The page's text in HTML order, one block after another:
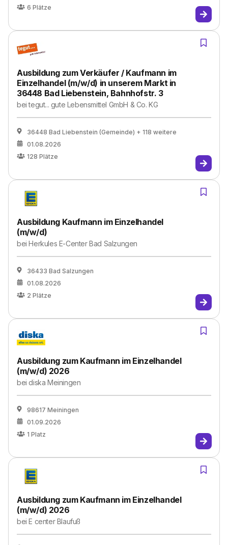
6 Plätze
Ausbildung zum Verkäufer / Kaufmann im
Einzelhandel (m/w/d) in unserem Markt in
36448 Bad Liebenstein, Bahnhofstr. 3
beitegut... gute Lebensmittel GmbH & Co. KG
36448 Bad Liebenstein (Gemeinde) + 118 weitere
01.08.2026
128 Plätze
Ausbildung Kaufmann im Einzelhandel
(m/w/d)
beiHerkules E-Center Bad Salzungen
36433 Bad Salzungen
01.08.2026
2 Plätze
Ausbildung zum Kaufmann im Einzelhandel
(m/w/d) 2026
beidiska Meiningen
98617 Meiningen
01.09.2026
1 Platz
Ausbildung zum Kaufmann im Einzelhandel
(m/w/d) 2026
beiE center Blaufuß